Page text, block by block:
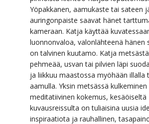
Yöpakkanen, aamukaste tai sateen
auringonpaiste saavat hänet
kameraan. Katja käyttää
luonnonvaloa, valonlähteenä hänen
on talvinen kuutamo. Katja
pehmeää, usvan tai pilvien läpi
ja liikkuu maastossa myöhään illalla
aamulla. Yksin metsässä
meditatiivinen kokemus, kesäöiseltä
kuvausreissulta on tuliaisina uusia
inspiraatiota ja rauhallinen,